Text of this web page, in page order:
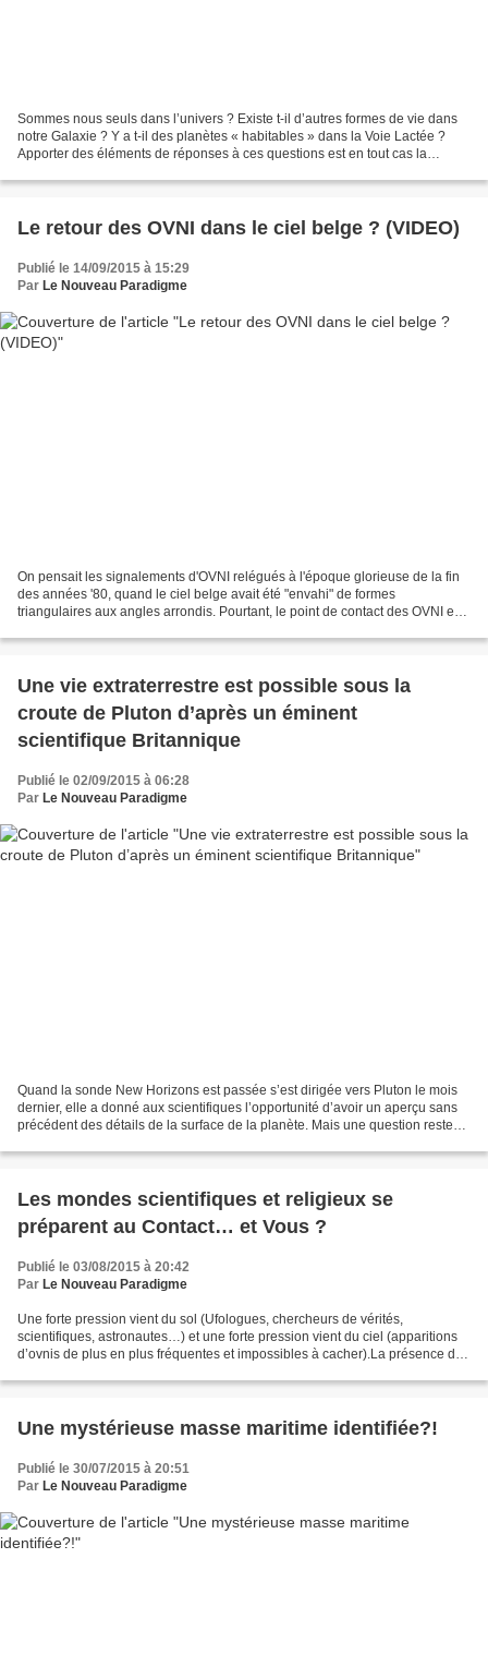
Sommes nous seuls dans l’univers ? Existe t-il d’autres formes de vie dans
notre Galaxie ? Y a t-il des planètes « habitables » dans la Voie Lactée ?
Apporter des éléments de réponses à ces questions est en tout cas la
Le retour des OVNI dans le ciel belge ? (VIDEO)
Publié le 14/09/2015 à 15:29
Par Le Nouveau Paradigme
On pensait les signalements d'OVNI relégués à l'époque glorieuse de la fin
des années '80, quand le ciel belge avait été "envahi" de formes
triangulaires aux angles arrondis. Pourtant, le point de contact des OVNI en
Une vie extraterrestre est possible sous la
croute de Pluton d’après un éminent
scientifique Britannique
Publié le 02/09/2015 à 06:28
Par Le Nouveau Paradigme
Quand la sonde New Horizons est passée s’est dirigée vers Pluton le mois
dernier, elle a donné aux scientifiques l’opportunité d’avoir un aperçu sans
précédent des détails de la surface de la planète. Mais une question reste
Les mondes scientifiques et religieux se
préparent au Contact… et Vous ?
Publié le 03/08/2015 à 20:42
Par Le Nouveau Paradigme
Une forte pression vient du sol (Ufologues, chercheurs de vérités,
scientifiques, astronautes…) et une forte pression vient du ciel (apparitions
d’ovnis de plus en plus fréquentes et impossibles à cacher).La présence de
Une mystérieuse masse maritime identifiée?!
Publié le 30/07/2015 à 20:51
Par Le Nouveau Paradigme